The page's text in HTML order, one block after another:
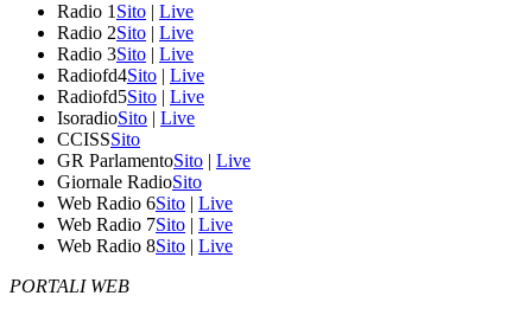
Radio 1 Sito | Live
Radio 2Sito | Live
Radio 3Sito | Live
Radiofd4Sito | Live
Radiofd5Sito | Live
IsoradioSito | Live
CCISSSito
GR ParlamentoSito | Live
Giornale RadioSito
Web Radio 6Sito | Live
Web Radio 7Sito | Live
Web Radio 8Sito | Live
PORTALI WEB